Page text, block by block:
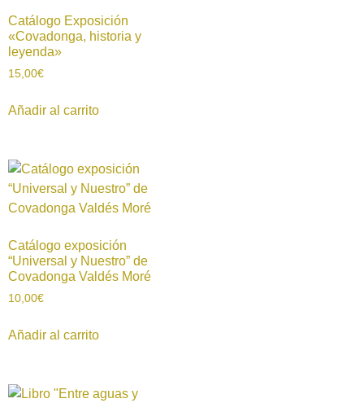
Catálogo Exposición
«Covadonga, historia y
leyenda»
15,00€
Añadir al carrito
Catálogo exposición
“Universal y Nuestro” de
Covadonga Valdés Moré
10,00€
Añadir al carrito